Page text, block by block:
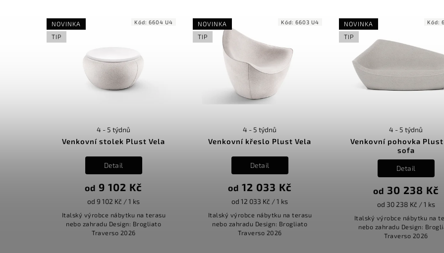
NOVINKA
TIP
Venkovní stolek Plust Vela
4 - 5 týdnů
od 9 102 Kč
od 9 102 Kč / 1 ks
Detail
Italský výrobce nábytku na terasu
nebo zahradu Design: Brogliato
Traverso 2026
Kód:6604 U4
NOVINKA
TIP
Venkovní křeslo Plust Vela
4 - 5 týdnů
od 12 033 Kč
od 12 033 Kč / 1 ks
Detail
Italský výrobce nábytku na terasu
nebo zahradu Design: Brogliato
Traverso 2026
Kód:6603 U4
NOVINKA
TIP
Venkovní pohovka Plust
sofa
4 - 5 týdnů
od 30 238 Kč
od 30 238 Kč / 1 ks
Detail
Italský výrobce nábytku na
nebo zahradu Design:
Traverso 2026
Kód: